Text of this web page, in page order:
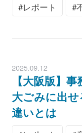
レポート
2025.09.12
【大阪版】
大ごみに出
違いとは